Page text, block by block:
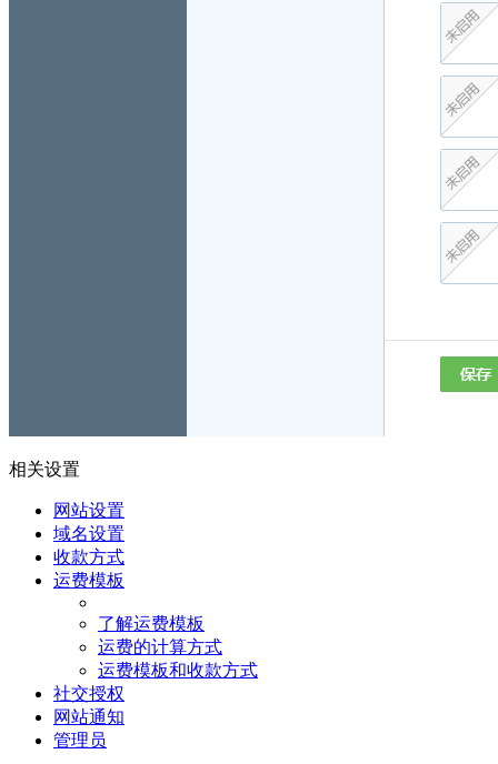
相关设置
网站设置
域名设置
收款方式
运费模板
了解运费模板
运费的计算方式
运费模板和收款方式
社交授权
网站通知
管理员